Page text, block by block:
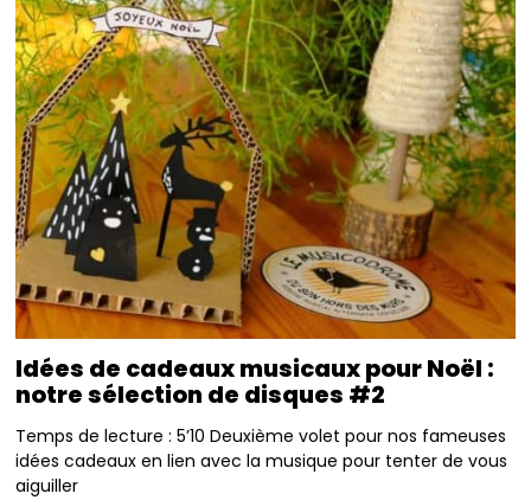
Idées de cadeaux musicaux pour Noël :
notre sélection de disques #2
Temps de lecture : 5’10 Deuxième volet pour nos fameuses
idées cadeaux en lien avec la musique pour tenter de vous
aiguiller